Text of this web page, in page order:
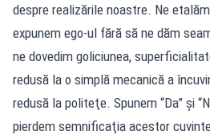
despre realizările noastre. Ne
expunem ego-ul fără să ne dăm
ne dovedim goliciunea,
redusă la o simplă mecanică a
redusă la politeţe. Spunem “Da” şi
pierdem semnificaţia acestor